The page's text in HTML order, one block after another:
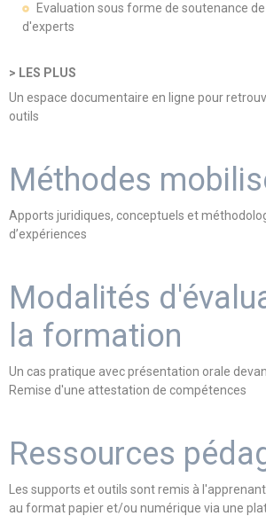
Evaluation sous forme de soutenance
d'experts
> LES PLUS
Un espace documentaire en ligne pour
outils
Méthodes
Apports juridiques, conceptuels et
d’expériences
Modalités
la formation
Un cas pratique avec présentation orale
Remise d'une attestation de compétences
Ressources
Les supports et outils sont remis à
au format papier et/ou numérique via une